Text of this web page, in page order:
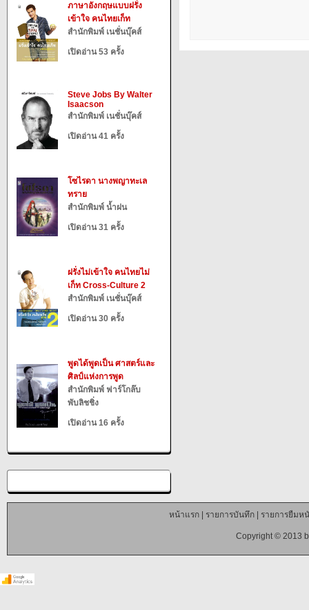
ภาษาอังกฤษแบบฝรั่ง
เข้าใจ คนไทยเก็ท
สำนักพิมพ์ เนชั่นบุ๊คส์
เปิดอ่าน 53 ครั้ง
Steve Jobs By Walter
Isaacson
สำนักพิมพ์ เนชั่นบุ๊คส์
เปิดอ่าน 41 ครั้ง
โซไรดา นางพญาทะเล
ทราย
สำนักพิมพ์ น้ำฝน
เปิดอ่าน 31 ครั้ง
ฝรั่งไม่เข้าใจ คนไทยไม่
เก็ท Cross-Culture 2
สำนักพิมพ์ เนชั่นบุ๊คส์
เปิดอ่าน 30 ครั้ง
พูดได้พูดเป็น ศาสตร์และ
ศิลป์แห่งการพูด
สำนักพิมพ์ ฟาร์โกล๊บ
พับลิชชิ่ง
เปิดอ่าน 16 ครั้ง
หน้าแรก| รายการบันทึก| รายการยืมห
Copyright © 2013